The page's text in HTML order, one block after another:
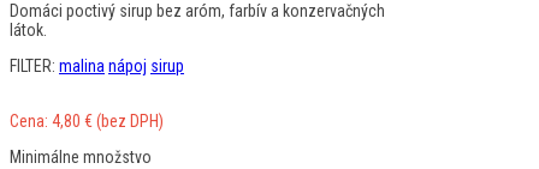
Domáci poctivý sirup bez aróm, farbív a konzervačných
látok.
FILTER: malina nápoj sirup
Cena: 4,80 €(bez DPH)
Minimálne množstvo